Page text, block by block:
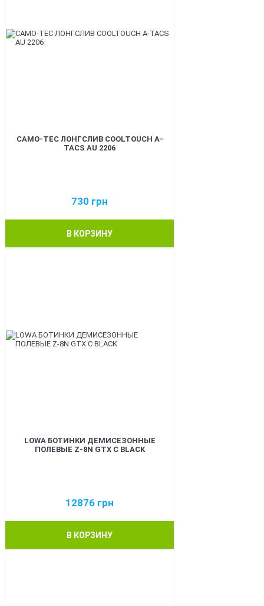
CAMO-TEC ЛОНГСЛИВ COOLTOUCH A-
TACS AU 2206
730 грн
В КОРЗИНУ
LOWA БОТИНКИ ДЕМИСЕЗОННЫЕ
ПОЛЕВЫЕ Z-8N GTX C BLACK
12876 грн
В КОРЗИНУ